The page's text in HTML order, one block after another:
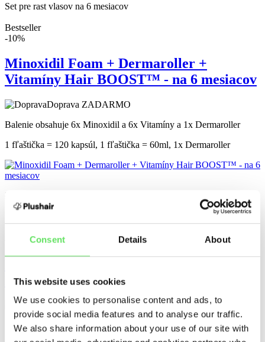
Consent Details About
This website uses cookies
We use cookies to personalise content and ads, to
provide social media features and to analyse our traffic.
We also share information about your use of our site with
Set pre rast vlasov na 6 mesiacov
Bestseller
-10%
Minoxidil Foam + Dermaroller +
Vitamíny Hair BOOST™ - na 6 mesiacov
Doprava ZADARMO
Balenie obsahuje 6x Minoxidil a 6x Vitamíny a 1x Dermaroller
1 fľaštička = 120 kapsúl, 1 fľaštička = 60ml, 1x Dermaroller
278,80
BOOST™ - na 6 mesiacov
Doprava ZADARMO
Balenie obsahuje 6x Minoxidil a 6x Vitamíny